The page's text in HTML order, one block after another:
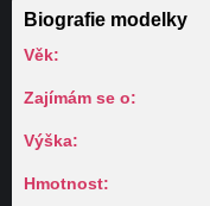
Biografie modelky
Věk:
Zajímám se o:
Výška:
Hmotnost: